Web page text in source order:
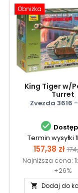
Obniżka
King Tiger w/
Turret
Zvezda 3616 -

Termin wysyłki
Cena
157,38 zł
Najniższa cena:
+26%
 Dodaj do